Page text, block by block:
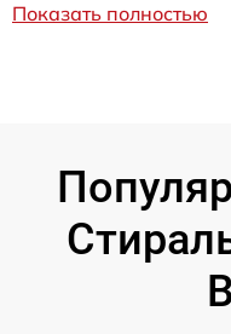
Показать полностью